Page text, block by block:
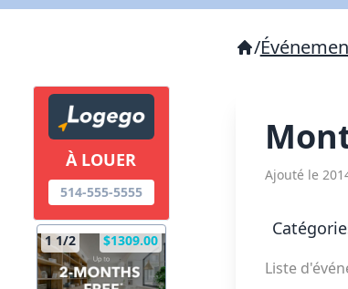
À LOUER
514-555-5555
1 1/2 $1309.00
/
Ajouté le
Liste